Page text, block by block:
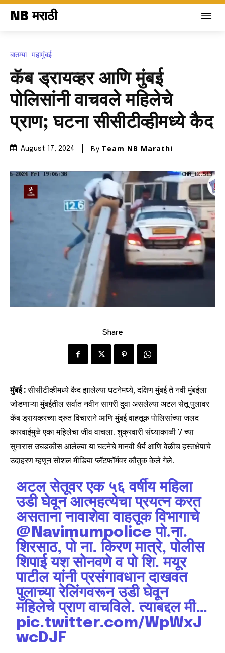
NB मराठी
बातम्या महामुंबई
कॅब ड्रायव्हर आणि मुंबई
पोलिसांनी वाचवले महिलेचे
प्राण; घटना सीसीटीव्हीमध्ये कैद
August 17, 2024 By Team NB Marathi
Share
मुंबई :सीसीटीव्हीमध्ये कैद झालेल्या घटनेमध्ये, दक्षिण मुंबई ते नवी मुंबईला
जोडणाऱ्या मुंबईतील सर्वात नवीन सागरी दुवा असलेल्या अटल सेतू पुलावर
कॅब ड्रायव्हरच्या द्रुत विचाराने आणि मुंबई वाहतूक पोलिसांच्या जलद
कारवाईमुळे एका महिलेचा जीव वाचला. शुक्रवारी संध्याकाळी 7 च्या
सुमारास उघडकीस आलेल्या या घटनेचे मानवी धैर्य आणि वेळीच हस्तक्षेपाचे
उदाहरण म्हणून सोशल मीडिया प्लॅटफॉर्मवर कौतुक केले गेले.
अटल सेतूवर एक ५६ वर्षीय महिला
उडी घेवून आत्महत्येचा प्रयत्न करत
असताना नावाशेवा वाहतूक विभागाचे
@Navimumpolice पो.ना.
शिरसाठ, पो ना. किरण मात्रे, पोलीस
शिपाई यश सोनवणे व पो शि. मयूर
पाटील यांनी प्रसंगावधान दाखवत
पुलाच्या रेलिंगवरून उडी घेवून
महिलेचे प्राण वाचविले. त्याबद्दल मी…
pic.twitter.com/WpWxJ
wcDJF